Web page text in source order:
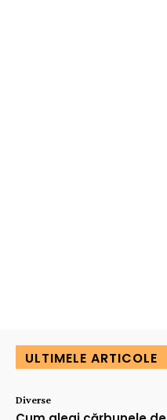
ULTIMELE ARTICOLE
Diverse